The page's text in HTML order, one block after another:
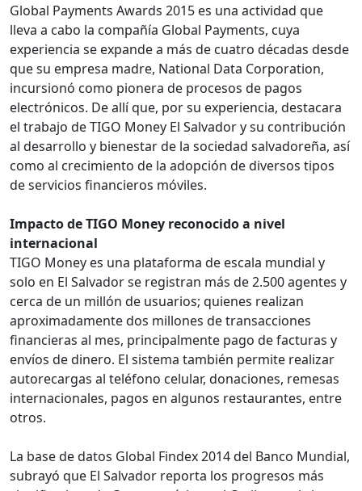
Global Payments Awards 2015 es una actividad que
lleva a cabo la compañía Global Payments, cuya
experiencia se expande a más de cuatro décadas desde
que su empresa madre, National Data Corporation,
incursionó como pionera de procesos de pagos
electrónicos. De allí que, por su experiencia, destacara
el trabajo de TIGO Money El Salvador y su contribución
al desarrollo y bienestar de la sociedad salvadoreña, así
como al crecimiento de la adopción de diversos tipos
de servicios financieros móviles.
Impacto de TIGO Money reconocido a nivel
internacional
TIGO Money es una plataforma de escala mundial y
solo en El Salvador se registran más de 2.500 agentes y
cerca de un millón de usuarios; quienes realizan
aproximadamente dos millones de transacciones
financieras al mes, principalmente pago de facturas y
envíos de dinero. El sistema también permite realizar
autorecargas al teléfono celular, donaciones, remesas
internacionales, pagos en algunos restaurantes, entre
otros.
La base de datos Global Findex 2014 del Banco Mundial,
subrayó que El Salvador reporta los progresos más